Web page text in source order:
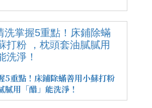
5重點！床鋪除蟎善用小蘇打粉
膩用「醋」能洗淨！